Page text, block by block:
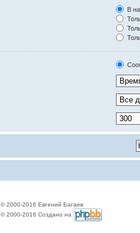
В
© 2000-2016 Евгений Багаев
© 2000-2016 Создано на